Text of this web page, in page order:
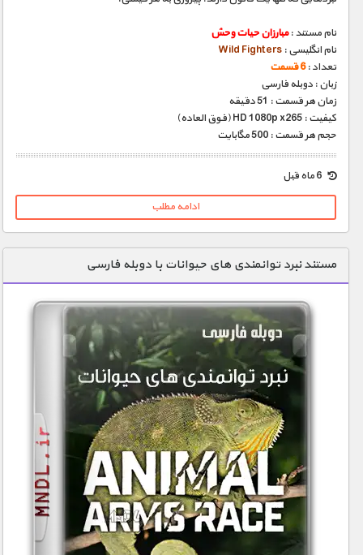
نام مستند :مبارزان حیات وحش
نام انگلیسی : Wild Fighters
تعداد :6 قسمت
زبان : دوبله فارسی
زمان هر قسمت : 51 دقیقه
کیفیت : HD 1080p x265 (فوق العاده)
حجم هر قسمت : 500 مگابایت
ادامه مطلب
مستند نبرد توانمندی های حیوانات با دوبله فارسی